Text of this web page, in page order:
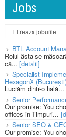
Jobs
BTL Account
Rolul ăsta se
că... [detalii]
Specialist
HexagonX (București)
Lucrăm dintr-o hală...
Senior
Our promise: You
offices in Timpuri...
Senior SEO &
Our promise: You